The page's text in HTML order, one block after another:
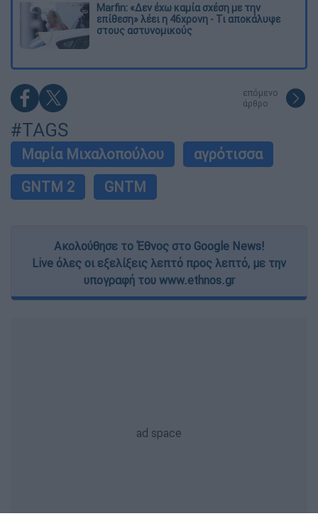
Marfin: «Δεν έχω καμία σχέση με την
επίθεση» λέει η 46χρονη - Τι αποκάλυψε
στους αστυνομικούς
επόμενο
άρθρο
#TAGS
Μαρία Μιχαλοπούλου
αγρότισσα
GNTM 2
GNTM
Ακολούθησε το Έθνος στο Google News!
Live όλες οι εξελίξεις λεπτό προς λεπτό, με την
υπογραφή του www.ethnos.gr